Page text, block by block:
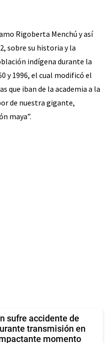
Rigoberta Menchú y así
sobre su historia y la
indígena durante la
y 1996, el cual modificó el
que iban de la academia a la
de nuestra gigante,
maya”.
sufre accidente de
transmisión en
momento